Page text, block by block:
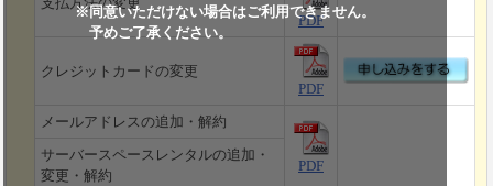
※同意いただけない場合はご利用できません。
予めご了承ください。
PDF
クレジットカードの変更
PDF
メールアドレスの追加・解約
PDF
サーバースペースレンタルの追加・
変更・解約